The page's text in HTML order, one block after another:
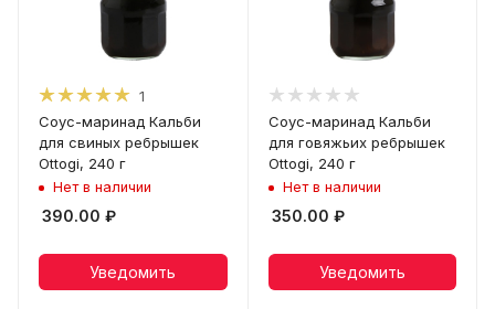
1
Соус-маринад Кальби
для свиных ребрышек
Ottogi, 240 г
Нет в наличии
390.00 ₽
Уведомить
Соус-маринад Кальби
для говяжьих ребрышек
Ottogi, 240 г
Нет в наличии
350.00 ₽
Уведомить